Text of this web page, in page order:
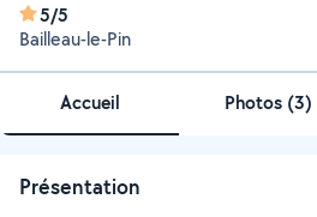
5/5
Bailleau-le-Pin
Accueil Photos (3)
Présentation